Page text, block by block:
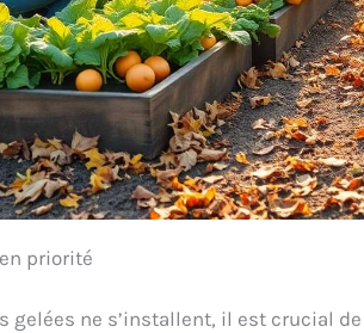
priorité
gelées ne s’installent, il est crucial